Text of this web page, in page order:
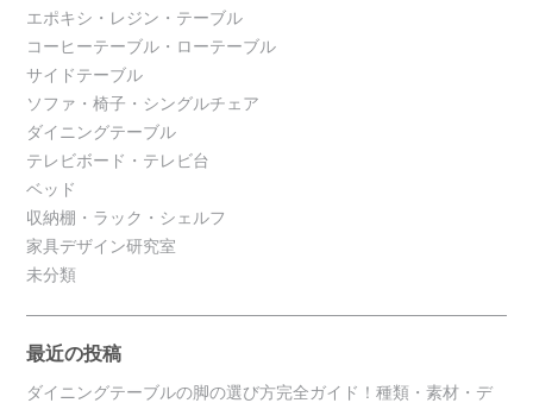
エポキシ・レジン・テーブル
コーヒーテーブル・ローテーブル
サイドテーブル
ソファ・椅子・シングルチェア
ダイニングテーブル
テレビボード・テレビ台
ベッド
収納棚・ラック・シェルフ
家具デザイン研究室
未分類
最近の投稿
ダイニングテーブルの脚の選び方完全ガイド！種類・素材・デ